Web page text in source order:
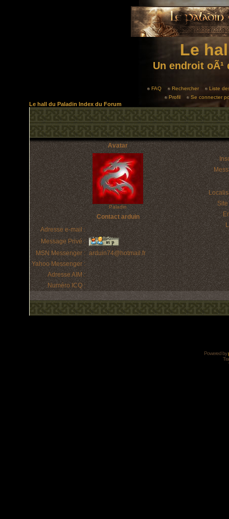
Le
Un endroit
FAQ Rechercher
Liste
Profil
Se connecter
Le hall du Paladin Index du Forum
Avatar
Paladin
Contact arduin
Adresse e-mail :
Message Privé :
MSN Messenger : arduin74@hotmail.fr
Yahoo Messenger :
Adresse AIM :
Numéro ICQ :
Powered by